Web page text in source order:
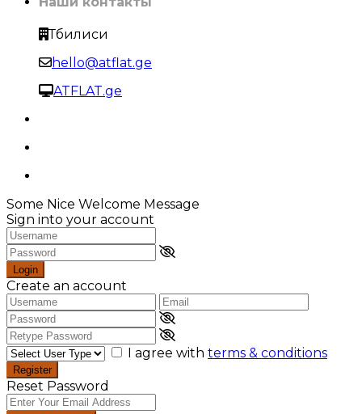
Тбилиси
hello@atflat.ge
ATFLAT.ge
Some Nice Welcome Message
Sign into your account
Login
Create an account
I agree with terms & conditions
Register
Reset Password